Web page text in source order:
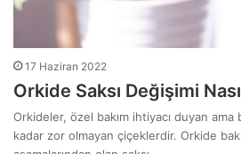
17 Haziran 2022
Orkide Saksı Değişimi
Orkideler, özel bakım ihtiyacı duyan ama
kadar zor olmayan çiçeklerdir. Orkide